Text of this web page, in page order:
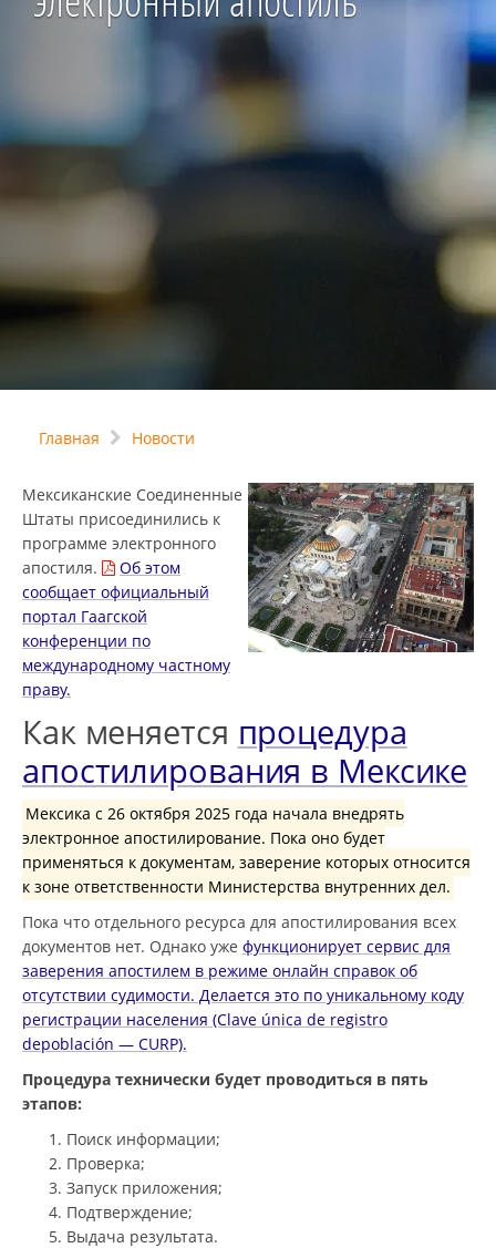
Главная Новости
Мексиканские Соединенные
Штаты присоединились к
программе электронного
апостиля.
Об этом
сообщает официальный
портал Гаагской
конференции по
международному частному
праву.
Как меняется процедура
апостилирования в Мексике
Мексика с 26 октября 2025 года начала внедрять
электронное апостилирование. Пока оно будет
применяться к документам, заверение которых относится
к зоне ответственности Министерства внутренних дел.
Пока что отдельного ресурса для апостилирования всех
документов нет. Однако уже функционирует сервис для
заверения апостилем в режиме онлайн справок об
отсутствии судимости. Делается это по уникальному коду
регистрации населения (Clave única de registro
depoblación — CURP).
Процедура технически будет проводиться в пять
этапов:
Поиск информации;
Проверка;
Запуск приложения;
Подтверждение;
Выдача результата.